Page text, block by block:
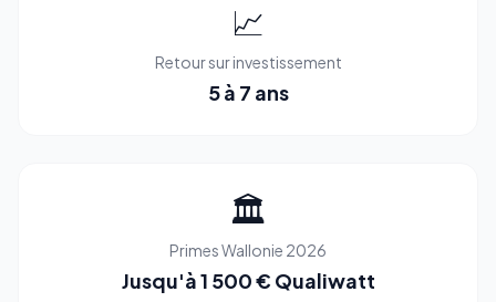
📈
Retour sur investissement
5 à 7 ans
🏛️
Primes Wallonie 2026
Jusqu'à 1 500 € Qualiwatt